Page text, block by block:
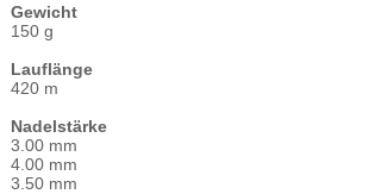
Gewicht
150 g
Lauflänge
420 m
Nadelstärke
3.00 mm
4.00 mm
3.50 mm